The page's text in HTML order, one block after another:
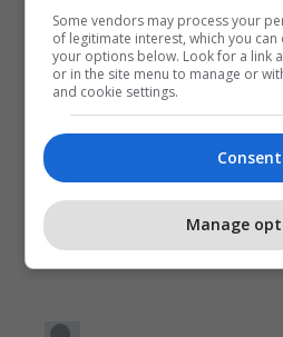
Lvv Zgjedhjet 2026 Kqz
Some vendors may process your
of legitimate interest, which you
your options below. Look for a link
or in the site menu to manage or
and cookie settings.
Consent
Manage